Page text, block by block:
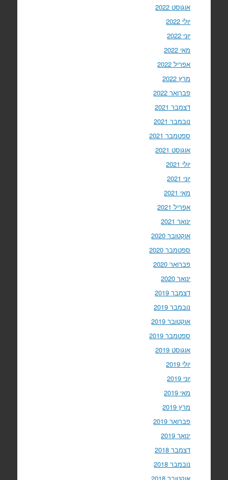
אוגוסט 2022
יולי 2022
יוני 2022
מאי 2022
אפריל 2022
מרץ 2022
פברואר 2022
דצמבר 2021
נובמבר 2021
ספטמבר 2021
אוגוסט 2021
יולי 2021
יוני 2021
מאי 2021
אפריל 2021
ינואר 2021
אוקטובר 2020
ספטמבר 2020
פברואר 2020
ינואר 2020
דצמבר 2019
נובמבר 2019
אוקטובר 2019
ספטמבר 2019
אוגוסט 2019
יולי 2019
יוני 2019
מאי 2019
מרץ 2019
פברואר 2019
ינואר 2019
דצמבר 2018
נובמבר 2018